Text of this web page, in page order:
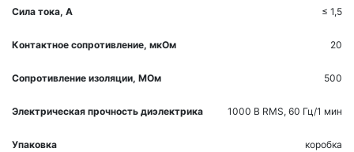
Сила тока, A ≤ 1,5
Контактное сопротивление, мкOм 20
Сопротивление изоляции, МОм 500
Электрическая прочность диэлектрика 1000 В RMS, 60 Гц/1 мин
Упаковка коробка